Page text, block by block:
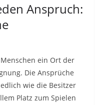
Anspruch:
ein Ort der
Die Ansprüche
wie die Besitzer
Platz zum Spielen